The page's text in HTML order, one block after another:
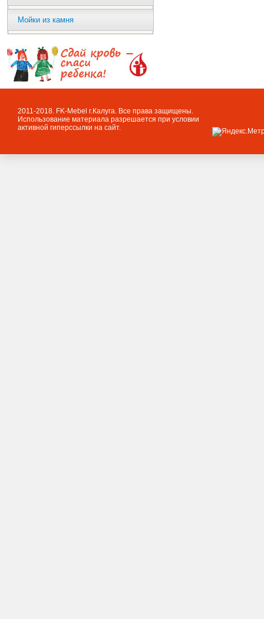
Мойки из камня
2011-2018. FK-Mebel г.Калуга. Все права защищены.
Использование материала разрешается при условии
активной гиперссылки на сайт.